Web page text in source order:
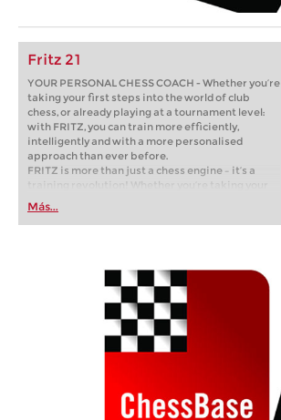
Fritz 21
YOUR PERSONAL CHESS COACH - Whether you’re
taking your first steps into the world of club
chess, or already playing at a tournament level:
with FRITZ, you can train more efficiently,
intelligently and with a more personalised
approach than ever before.
FRITZ is more than just a chess engine – it’s a
training revolution! Whether you’re taking your
first steps into the world of club chess, or already
playing at a tournament level: with FRITZ, you can
train more efficiently, intelligently and with a
Más...